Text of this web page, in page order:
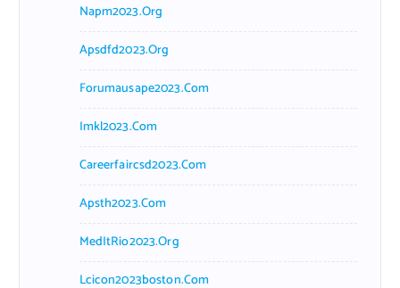
Napm2023.org
Apsdfd2023.org
Forumausape2023.com
Imkl2023.com
Careerfaircsd2023.com
Apsth2023.com
MedItRio2023.org
Lcicon2023boston.com